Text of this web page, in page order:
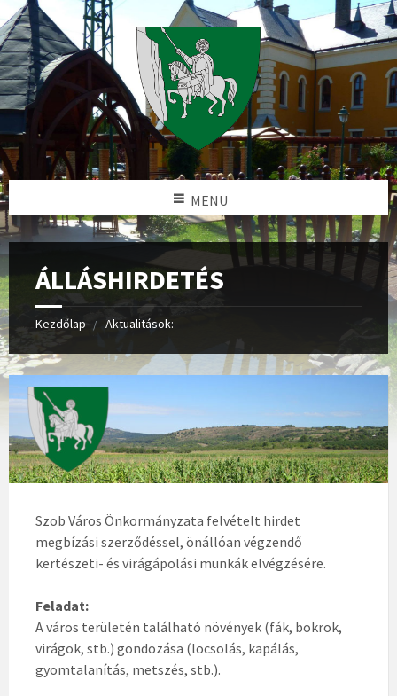
MENU
ÁLLÁSHIRDETÉS
Kezdőlap Aktualitások:
Szob Város Önkormányzata felvételt hirdet
megbízási szerződéssel, önállóan végzendő
kertészeti- és virágápolási munkák elvégzésére.
Feladat:
A város területén található növények (fák, bokrok,
virágok, stb.) gondozása (locsolás, kapálás,
gyomtalanítás, metszés, stb.).